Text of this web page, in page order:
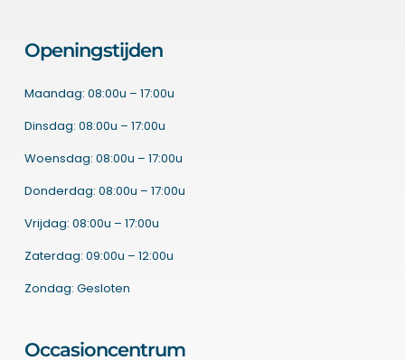
Openingstijden
Maandag: 08:00u – 17:00u
Dinsdag: 08:00u – 17:00u
Woensdag: 08:00u – 17:00u
Donderdag: 08:00u – 17:00u
Vrijdag: 08:00u – 17:00u
Zaterdag: 09:00u – 12:00u
Zondag: Gesloten
Occasioncentrum